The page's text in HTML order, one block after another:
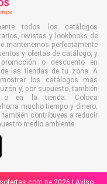
todos los catálogos
revistas y lookbooks de
mantenemos perfectamente
y ofertas de catálogo, y
o descuento en
las tiendas de tu zona. A
los catálogos más
y, por supuesto, también
o en la tienda. Coloca
mucho tiempo y dinero.
contribuyes a reducir
medio ambiente.
2026 | Aviso